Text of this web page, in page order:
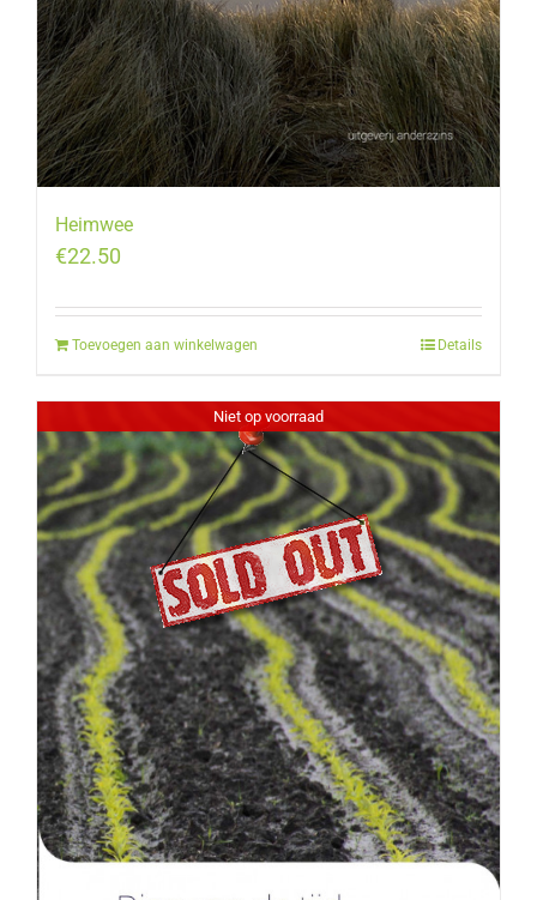
Heimwee
€22.50
Toevoegen aan winkelwagen Details
Niet op voorraad